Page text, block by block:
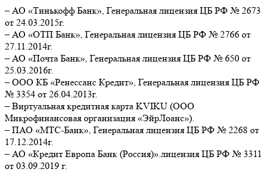
– АО «Тинькофф Банк», Генеральная лицензия ЦБ РФ № 2673
от 24.03.2015г.
– АО «ОТП Банк», Генеральная лицензия ЦБ РФ № 2766 от
27.11.2014г.
– АО «Почта Банк», Генеральная лицензия ЦБ РФ № 650 от
25.03.2016г.
– ООО КБ «Ренессанс Кредит», Генеральная лицензия ЦБ РФ
№ 3354 от 26.04.2013г.
– Виртуальная кредитная карта KVIKU (ООО
Микрофинансовая организация «ЭйрЛоанс»).
– ПАО «МТС-Банк», Генеральная лицензия ЦБ РФ № 2268 от
17.12.2014г.
– АО «Кредит Европа Банк (Россия)».лицензия ЦБ РФ № 3311
от 03.09.2019 г.